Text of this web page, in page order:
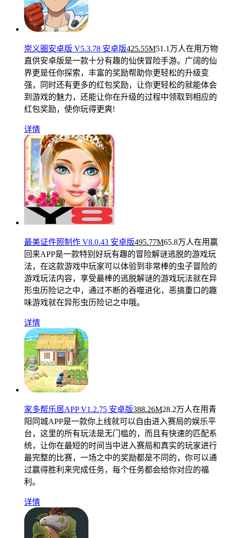
崇义圈安卓版 V5.3.78 安卓版425.55M51.1万人在用 万物
直供安卓版是一款十分有趣的仙侠冒险手游。广阔的仙
界更是任你探索，丰富的奖励帮助你更轻松的升级变
强，同时还有更多的红包奖励，让你更轻松的就能体会
到游戏的魅力，还能让你在升级的过程中领取到相应的
红包奖励，使你玩得更爽!
详情
最美证件照制作 V8.0.43 安卓版495.77M65.8万人在用 赢
回来APP是一款特别好玩有趣的冒险解谜逃脱的游戏玩
法，在这款游戏中玩家可以体验到非常棒的虫子冒险的
游戏玩法内容，享受最棒的逃脱解谜的游戏玩法就在异
形虫历险记之中，通过不断的吞噬进化，恶搞重口的趣
味游戏就在异形虫历险记之中哦。
详情
家多帮乐居APP V1.2.75 安卓版388.26M28.2万人在用 青
阳同城APP是一款你上线就可以自由进入赛局的娱乐平
台，这里的所有玩法是无门槛的，而且有快速的匹配系
统，让你在最短的时间当中进入赛局和真实的玩家进行
最完整的比赛，一场之中的奖励都是不同的，你可以通
过赢得胜利来完成任务，每个任务都会给你对应的福
利。
详情